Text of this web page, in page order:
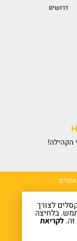
דרושים
הקהילה!
לצורך
בלחיצה
לקריאת